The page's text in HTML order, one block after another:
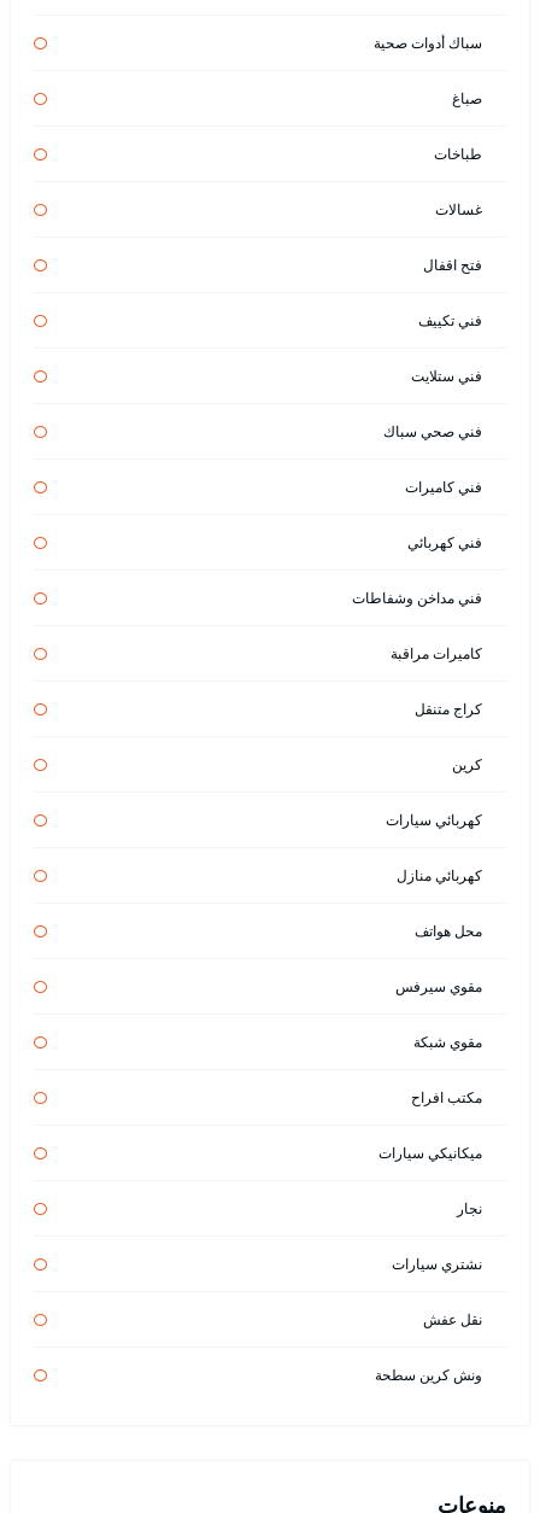
سباك أدوات صحية
صباغ
طباخات
غسالات
فتح اقفال
فني تكييف
فني ستلايت
فني صحي سباك
فني كاميرات
فني كهربائي
فني مداخن وشفاطات
كاميرات مراقبة
كراج متنقل
كرين
كهربائي سيارات
كهربائي منازل
محل هواتف
مقوي سيرفس
مقوي شبكة
مكتب افراح
ميكانيكي سيارات
نجار
نشتري سيارات
نقل عفش
ونش كرين سطحة
منوعات